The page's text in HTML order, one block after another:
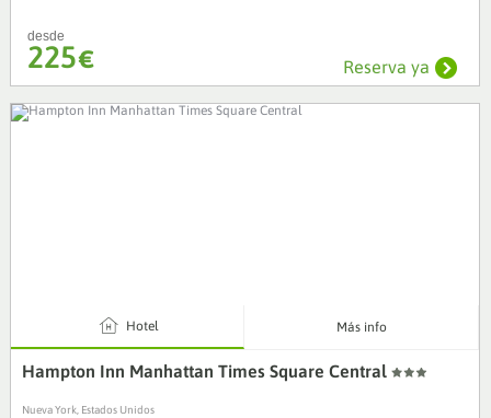
desde
225€ Reserva ya
4 Hotel Más info
Hampton Inn Manhattan Times Square Central
Nueva York, Estados Unidos